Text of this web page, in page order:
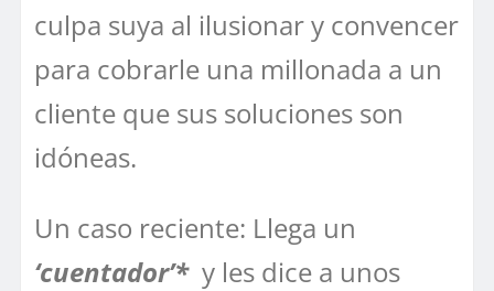
culpa suya al ilusionar y convencer
para cobrarle una millonada a un
cliente que sus soluciones son
idóneas.
Un caso reciente: Llega un
‘cuentador’* y les dice a unos